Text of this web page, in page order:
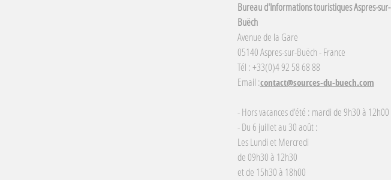
Bureau d'Informations touristiques Aspres-sur-
Buëch
Avenue de la Gare
05140 Aspres-sur-Buëch - France
Tél : +33(0)4 92 58 68 88
Email :contact@sources-du-buech.com
- Hors vacances d'été : mardi de 9h30 à 12h00
- Du 6 juillet au 30 août :
Les Lundi et Mercredi
de 09h30 à 12h30
et de 15h30 à 18h00